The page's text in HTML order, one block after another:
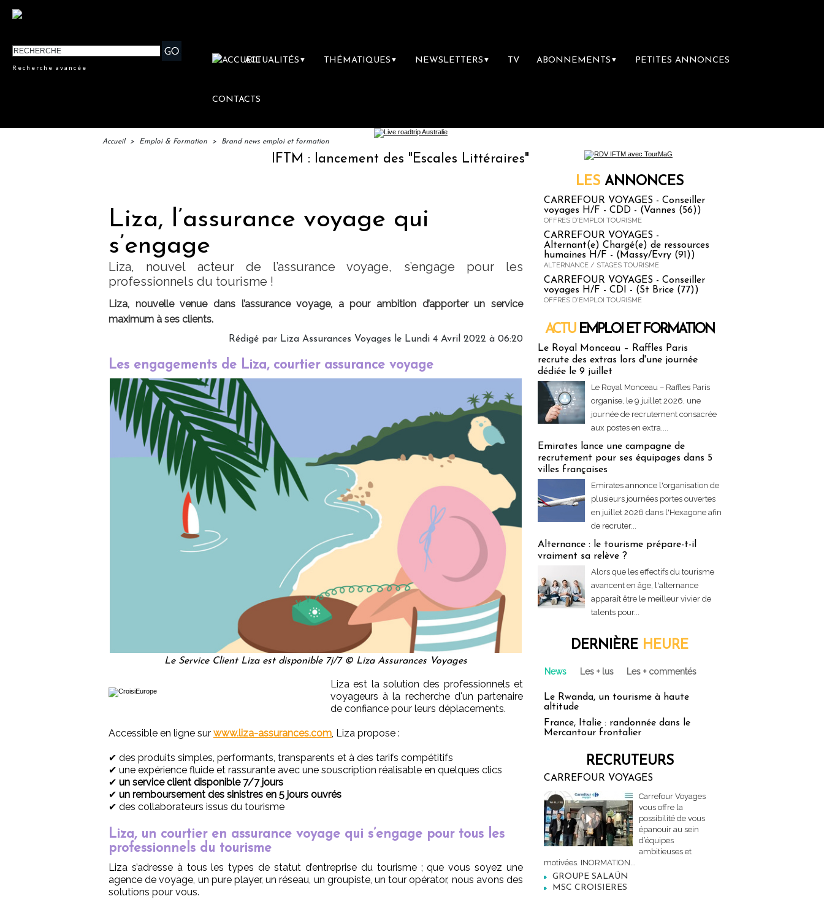
Recherche avancée
ACTUALITÉS ▼ THÉMATIQUES ▼ NEWSLETTERS ▼ TV ABONNEMENTS ▼ PETITES ANNONCES
CONTACTS
Accueil > Emploi & Formation > Brand news emploi et formation
IFTM : lancement des "Escales Littéraires", la première librairie du voyage
Liza, l’assurance voyage qui
s’engage
Liza, nouvel acteur de l’assurance voyage, s’engage pour les
professionnels du tourisme !
Liza, nouvelle venue dans l’assurance voyage, a pour ambition d’apporter un service
maximum à ses clients.
Rédigé par Liza Assurances Voyages le Lundi 4 Avril 2022 à 06:20
Les engagements de Liza, courtier assurance voyage
Le Service Client Liza est disponible 7j/7 © Liza Assurances Voyages
Liza est la solution des professionnels et
voyageurs à la recherche d'un partenaire
de confiance pour leurs déplacements.
Accessible en ligne sur www.liza-assurances.com, Liza propose :
✔ des produits simples, performants, transparents et à des tarifs compétitifs
✔ une expérience fluide et rassurante avec une souscription réalisable en quelques clics
✔ un service client disponible 7/7 jours
✔ un remboursement des sinistres en 5 jours ouvrés
✔ des collaborateurs issus du tourisme
Liza, un courtier en assurance voyage qui s’engage pour tous les
professionnels du tourisme
Liza s’adresse à tous les types de statut d’entreprise du tourisme ; que vous soyez une
agence de voyage, un pure player, un réseau, un groupiste, un tour opérator, nous avons des
solutions pour vous.
LES ANNONCES
CARREFOUR VOYAGES - Conseiller
voyages H/F - CDD - (Vannes (56))
OFFRES D'EMPLOI TOURISME
CARREFOUR VOYAGES -
Alternant(e) Chargé(e) de ressources
humaines H/F - (Massy/Evry (91))
ALTERNANCE / STAGES TOURISME
CARREFOUR VOYAGES - Conseiller
voyages H/F - CDI - (St Brice (77))
OFFRES D'EMPLOI TOURISME
ACTU EMPLOI ET FORMATION
Le Royal Monceau – Raffles Paris
recrute des extras lors d'une journée
dédiée le 9 juillet
Le Royal Monceau – Raffles Paris
organise, le 9 juillet 2026, une
journée de recrutement consacrée
aux postes en extra....
Emirates lance une campagne de
recrutement pour ses équipages dans 5
villes françaises
Emirates annonce l'organisation de
plusieurs journées portes ouvertes
en juillet 2026 dans l'Hexagone afin
de recruter...
Alternance : le tourisme prépare-t-il
vraiment sa relève ?
Alors que les effectifs du tourisme
avancent en âge, l'alternance
apparaît être le meilleur vivier de
talents pour...
DERNIÈRE HEURE
News Les + lus Les + commentés
Le Rwanda, un tourisme à haute
altitude
France, Italie : randonnée dans le
Mercantour frontalier
RECRUTEURS
CARREFOUR VOYAGES
Carrefour Voyages
vous offre la
possibilité de vous
épanouir au sein
d’équipes
ambitieuses et
motivées. INORMATION...
GROUPE SALAÜN
MSC CROISIERES